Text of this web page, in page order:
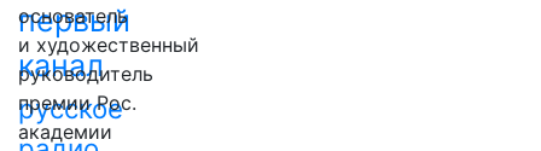
первый
канал
русское
основатель
и художественный
руководитель
премии Рос.
академии